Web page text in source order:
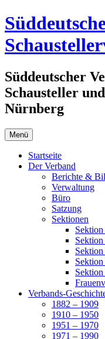
Zum
Inhalt
springen
Süddeutscher
Schausteller
Nürnberg
Menü
Startseite
Der Verband
Berichte &
Verwaltung
Büro
Satzung
Sektionen
Verbands-
1882 – 1909
1910 – 1950
1951 – 1970
1971 – 1990